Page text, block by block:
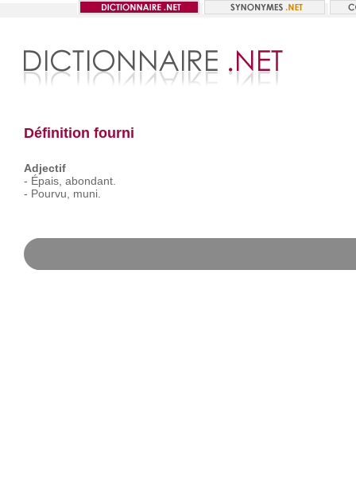
Définition fourni
Adjectif
- Épais, abondant.
- Pourvu, muni.